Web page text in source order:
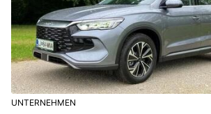
UNTERNEHMEN